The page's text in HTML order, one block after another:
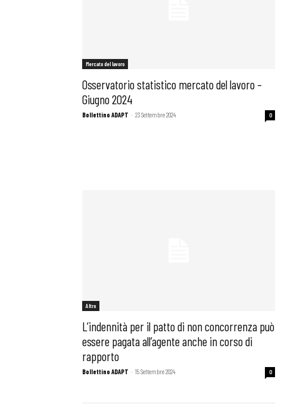
Bollettini ADAPT
Mercato del lavoro
Osservatorio statistico mercato del lavoro –
Giugno 2024
Bollettino ADAPT - 23 Settembre 2024 0
Altro
L’indennità per il patto di non concorrenza può
essere pagata all’agente anche in corso di
rapporto
Bollettino ADAPT - 15 Settembre 2024 0